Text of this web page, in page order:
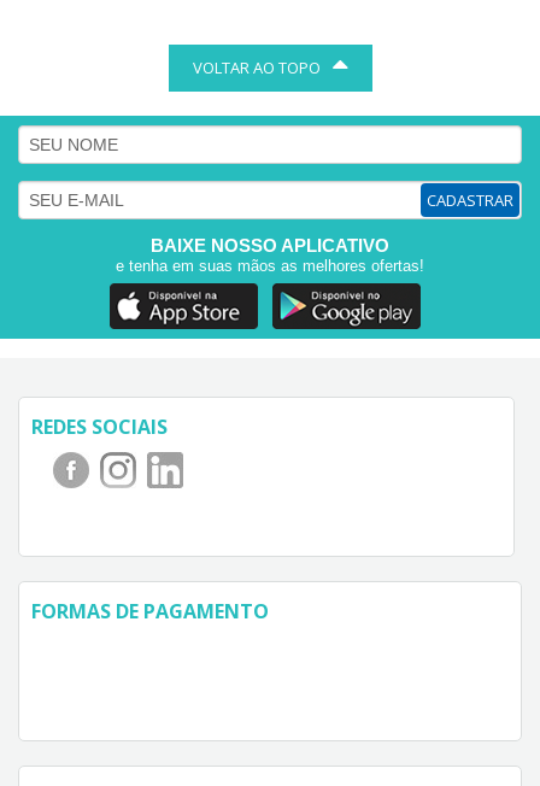
VOLTAR AO TOPO
CADASTRAR
BAIXE NOSSO APLICATIVO
e tenha em suas mãos as melhores ofertas!
REDES SOCIAIS
FORMAS DE PAGAMENTO